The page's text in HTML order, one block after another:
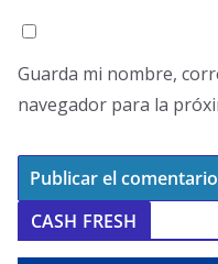
Guarda mi nombre,
navegador para la
CASH FRESH